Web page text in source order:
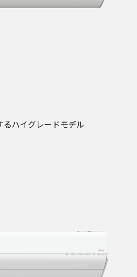
ハイグレードモデル